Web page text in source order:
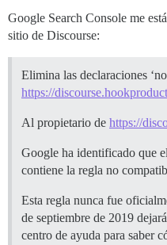
Google Search Console me
sitio de Discourse:
Elimina las declaraciones
https://
Al propietario de https://
Google ha identificado que
contiene la regla no
Esta regla nunca fue
de septiembre de 2019
centro de ayuda para saber